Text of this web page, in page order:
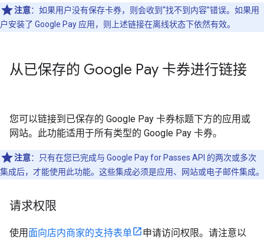
注意：如果用户没有保存卡券，则会收到“找不到内容”错误。如果用
户安装了 Google Pay 应用，则上述链接在离线状态下依然有效。
从已保存的 Google Pay 卡券进行链接
您可以链接到已保存的 Google Pay 卡券标题下方的应用或
网站。此功能适用于所有类型的 Google Pay 卡券。
注意：只有在您已完成与 Google Pay for Passes API 的两次或多次
集成后，才能使用此功能。这些集成必须是应用、网站或电子邮件集成。
请求权限
使用 面向店内商家的支持表单
申请访问权限。请注意以